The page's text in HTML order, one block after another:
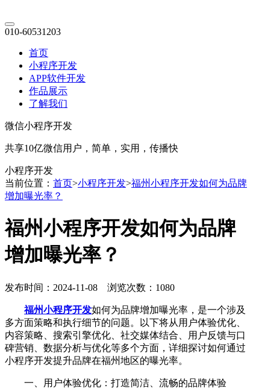
010-60531203
首页
小程序开发
APP软件开发
作品展示
了解我们
微信小程序开发
共享10亿微信用户，简单，实用，传播快
小程序开发
当前位置： 首页>小程序开发>福州小程序开发如何为品牌
增加曝光率？
福州小程序开发如何为品牌
增加曝光率？
发布时间：2024-11-08 浏览次数：1080
福州小程序开发如何为品牌增加曝光率，是一个涉及
多方面策略和执行细节的问题。以下将从用户体验优化、
内容策略、搜索引擎优化、社交媒体结合、用户反馈与口
碑营销、数据分析与优化等多个方面，详细探讨如何通过
小程序开发提升品牌在福州地区的曝光率。
一、用户体验优化：打造简洁、流畅的品牌体验